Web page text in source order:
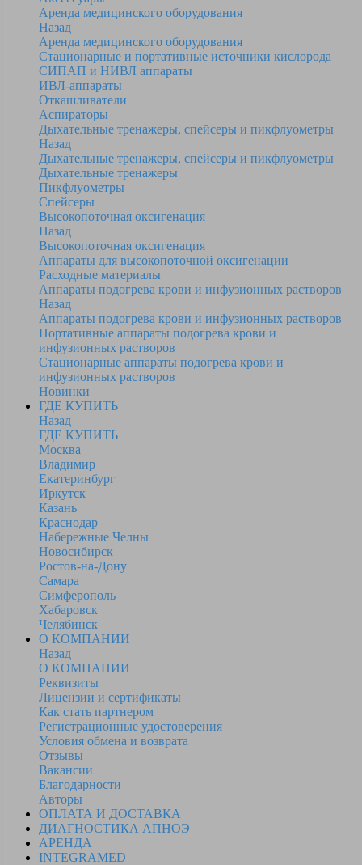
Аренда медицинского оборудования
Назад
Аренда медицинского оборудования
Стационарные и портативные источники кислорода
СИПАП и НИВЛ аппараты
ИВЛ-аппараты
Откашливатели
Аспираторы
Дыхательные тренажеры, спейсеры и пикфлуометры
Назад
Дыхательные тренажеры, спейсеры и пикфлуометры
Дыхательные тренажеры
Пикфлуометры
Спейсеры
Высокопоточная оксигенация
Назад
Высокопоточная оксигенация
Аппараты для высокопоточной оксигенации
Расходные материалы
Аппараты подогрева крови и инфузионных растворов
Назад
Аппараты подогрева крови и инфузионных растворов
Портативные аппараты подогрева крови и
инфузионных растворов
Стационарные аппараты подогрева крови и
инфузионных растворов
Новинки
ГДЕ КУПИТЬ
Назад
ГДЕ КУПИТЬ
Москва
Владимир
Екатеринбург
Иркутск
Казань
Краснодар
Набережные Челны
Новосибирск
Ростов-на-Дону
Самара
Симферополь
Хабаровск
Челябинск
О КОМПАНИИ
Назад
О КОМПАНИИ
Реквизиты
Лицензии и сертификаты
Как стать партнером
Регистрационные удостоверения
Условия обмена и возврата
Отзывы
Вакансии
Благодарности
Авторы
ОПЛАТА И ДОСТАВКА
ДИАГНОСТИКА АПНОЭ
АРЕНДА
INTEGRAMED